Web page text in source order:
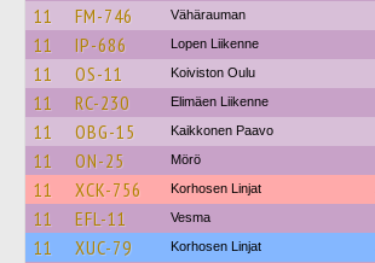
11 FM-746 Vähärauman
11 IP-686 Lopen Liikenne
11 OS-11 Koiviston Oulu
11 RC-230 Elimäen Liikenne
11 OBG-15 Kaikkonen Paavo
11 ON-25 Mörö
11 XCK-756 Korhosen Linjat
11 EFL-11 Vesma
11 XUC-79 Korhosen Linjat